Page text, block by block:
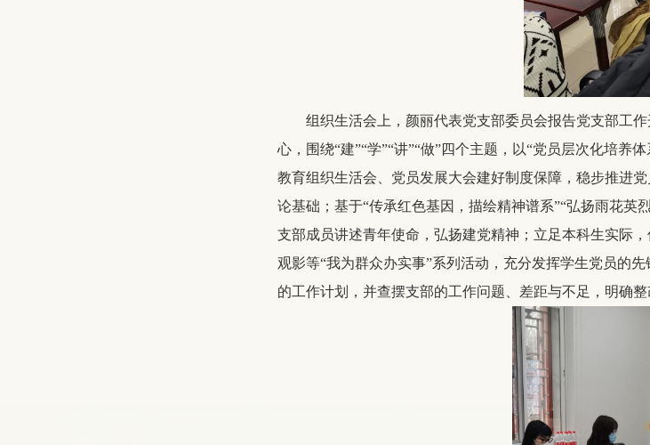
组织生活会上，颜丽代表党支部委员会报告党支部工
心，围绕“建”“学”“讲”“做”四个主题，以“党员层次化培养
教育组织生活会、党员发展大会建好制度保障，稳步推进
论基础；基于“传承红色基因，描绘精神谱系”“弘扬雨花
支部成员讲述青年使命，弘扬建党精神；立足本科生实际
观影等“我为群众办实事”系列活动，充分发挥学生党员的
的工作计划，并查摆支部的工作问题、差距与不足，明确整